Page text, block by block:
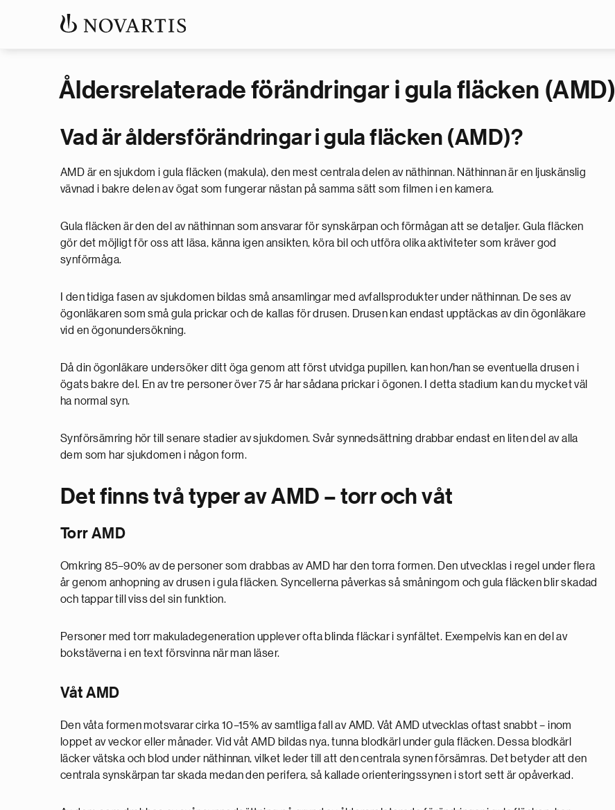
Åldersrelaterade förändringar i gula fläcken (AMD)
Vad är åldersförändringar i gula fläcken (AMD)?
AMD är en sjukdom i gula fläcken (makula), den mest centrala delen av näthinnan. Näthinnan är en ljuskänslig
vävnad i bakre delen av ögat som fungerar nästan på samma sätt som filmen i en kamera.
Gula fläcken är den del av näthinnan som ansvarar för synskärpan och förmågan att se detaljer. Gula fläcken
gör det möjligt för oss att läsa, känna igen ansikten, köra bil och utföra olika aktiviteter som kräver god
synförmåga.
I den tidiga fasen av sjukdomen bildas små ansamlingar med avfallsprodukter under näthinnan. De ses av
ögonläkaren som små gula prickar och de kallas för drusen. Drusen kan endast upptäckas av din ögonläkare
vid en ögonundersökning.
Då din ögonläkare undersöker ditt öga genom att först utvidga pupillen, kan hon/han se eventuella drusen i
ögats bakre del. En av tre personer över 75 år har sådana prickar i ögonen. I detta stadium kan du mycket väl
ha normal syn.
Synförsämring hör till senare stadier av sjukdomen. Svår synnedsättning drabbar endast en liten del av alla
dem som har sjukdomen i någon form.
Det finns två typer av AMD – torr och våt
Torr AMD
Omkring 85–90% av de personer som drabbas av AMD har den torra formen. Den utvecklas i regel under flera
år genom anhopning av drusen i gula fläcken. Syncellerna påverkas så småningom och gula fläcken blir skadad
och tappar till viss del sin funktion.
Personer med torr makuladegeneration upplever ofta blinda fläckar i synfältet. Exempelvis kan en del av
bokstäverna i en text försvinna när man läser.
Våt AMD
Den våta formen motsvarar cirka 10–15% av samtliga fall av AMD. Våt AMD utvecklas oftast snabbt – inom
loppet av veckor eller månader. Vid våt AMD bildas nya, tunna blodkärl under gula fläcken. Dessa blodkärl
läcker vätska och blod under näthinnan, vilket leder till att den centrala synen försämras. Det betyder att den
centrala synskärpan tar skada medan den perifera, så kallade orienteringssynen i stort sett är opåverkad.